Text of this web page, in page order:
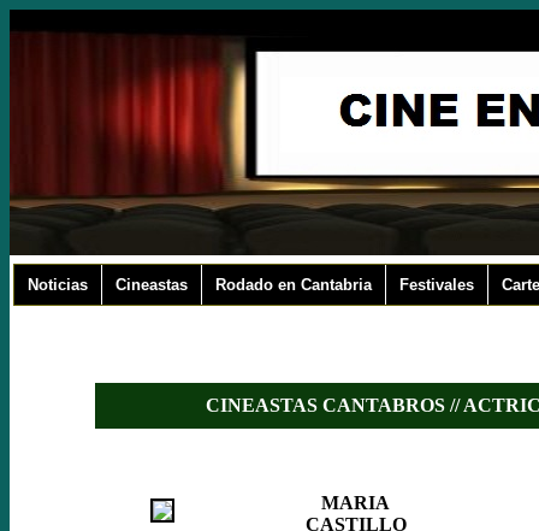
Noticias Cineastas Rodado en Cantabria Festivales
CINEASTAS CANTABROS //
MARIA
CASTILLO